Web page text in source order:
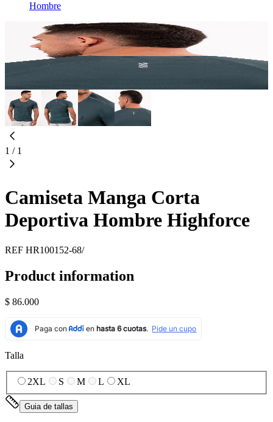
Hombre
1 / 1
Camiseta Manga Corta
Deportiva Hombre Highforce
REF HR100152-68/
Product information
$ 86.000
Talla
2XL S M L XL
Guia de tallas